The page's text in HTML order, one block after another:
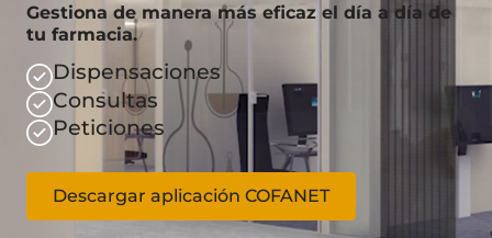
Gestiona de manera más eficaz el día a día de
tu farmacia.
Dispensaciones
Consultas
Peticiones
Descargar aplicación COFANET